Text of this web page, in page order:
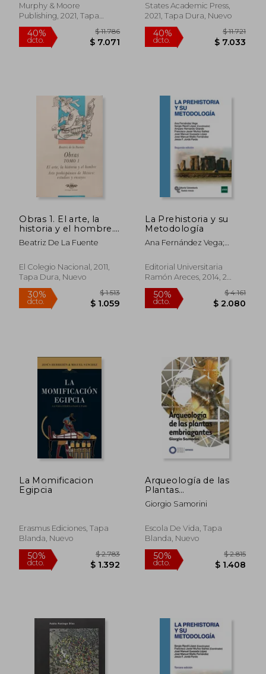
dcto. $ 1.539 dcto.
dcto.
50%
dcto.
Murphy & Moore
Publishing, 2021, Tapa
Dura, Nuevo
40%
States Academic Press,
2021, Tapa Dura, Nuevo
40%
Obras 1. El arte, la
historia y el hombre.
Arte prehispánico de
México: estudios y
Beatriz De La Fuente
El Colegio Nacional, 2011,
Tapa Dura, Nuevo
La Prehistoria y su
Metodología
Ana Fernández Vega;
Amparo Hernando
Grande; Francisco Javier
Muñoz Ibáñez; José Manuel
Quesada López; José
Manuel Maíllo Fernández;
Editorial Universitaria
Ramón Areces, 2014, 2
Edición, Tapa Blanda,
Usado
La Momificacion
Egipcia
Erasmus Ediciones, Tapa
Blanda, Nuevo
Arqueología de las
Plantas
Embriagantes
Giorgio Samorini
Escola De Vida, Tapa
Blanda, Nuevo